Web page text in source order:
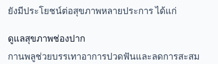
ยังมีประโยชน์ต่อสุขภาพหลายประการ ได้แก่
ดูแลสุขภาพช่องปาก
กานพลูช่วยบรรเทาอาการปวดฟันและลดการสะสม